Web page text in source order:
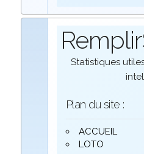
Statistiques
Plan du site :
ACCUEIL
LOTO